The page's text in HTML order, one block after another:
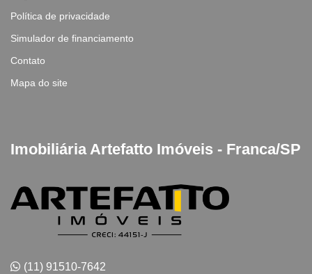
Política de privacidade
Simulador de financiamento
Contato
Mapa do site
Imobiliária Artefatto Imóveis - Franca/SP
(11) 91510-7642